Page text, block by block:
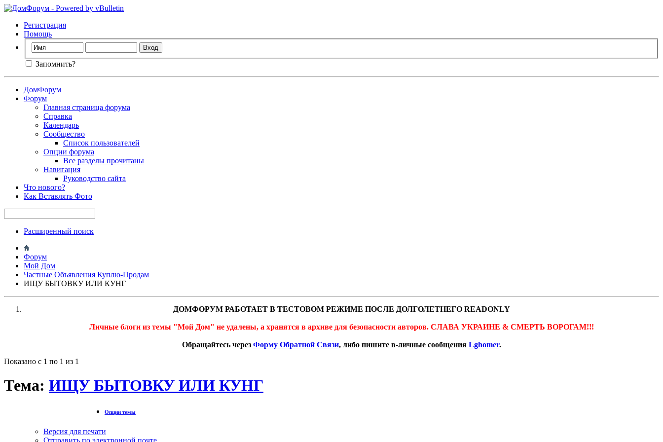
Регистрация
Помощь
Запомнить?
ДомФорум
Форум
Главная страница форума
Справка
Календарь
Сообщество
Список пользователей
Опции форума
Все разделы прочитаны
Навигация
Руководство сайта
Что нового?
Как Вставлять Фото
Расширенный поиск
Форум
Мой Дом
Частные Объявления Куплю-Продам
ИЩУ БЫТОВКУ ИЛИ КУНГ
ДОМФОРУМ РАБОТАЕТ В ТЕСТОВОМ РЕЖИМЕ ПОСЛЕ ДОЛГОЛЕТНЕГО READONLY
Личные блоги из темы "Мой Дом" не удалены, а хранятся в архиве для безопасности авторов. СЛАВА УКРАИНЕ & СМЕРТЬ ВОРОГАМ!!!
Обращайтесь через Форму Обратной Связи, либо пишите в-личные сообщения Lghomer.
Показано с 1 по 1 из 1
Тема: ИЩУ БЫТОВКУ ИЛИ КУНГ
Опции темы
Версия для печати
Отправить по электронной почте…